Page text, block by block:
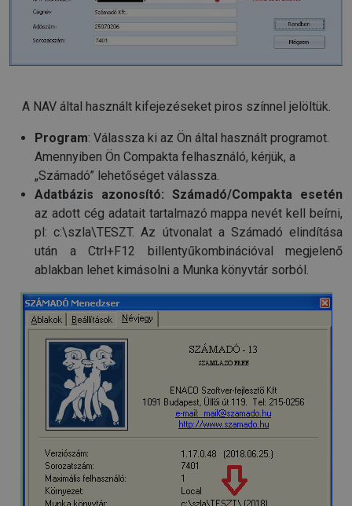
A NAV által használt kifejezéseket piros színnel jelöltük.
Program: Válassza ki az Ön által használt programot.
Amennyiben Ön Compakta felhasználó, kérjük, a
„Számadó” lehetőséget válassza.
Adatbázis azonosító: Számadó/Compakta esetén
az adott cég adatait tartalmazó mappa nevét kell beírni,
pl: c:\szla\TESZT. Az útvonalat a Számadó elindítása
után a Ctrl+F12 billentyűkombinációval megjelenő
ablakban lehet kimásolni a Munka könyvtár sorból.